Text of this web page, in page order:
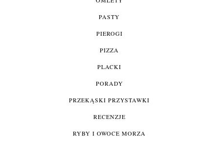
PASTY
PIEROGI
PIZZA
PLACKI
PORADY
PRZEKĄSKI PRZYSTAWKI
RECENZJE
RYBY I OWOCE MORZA